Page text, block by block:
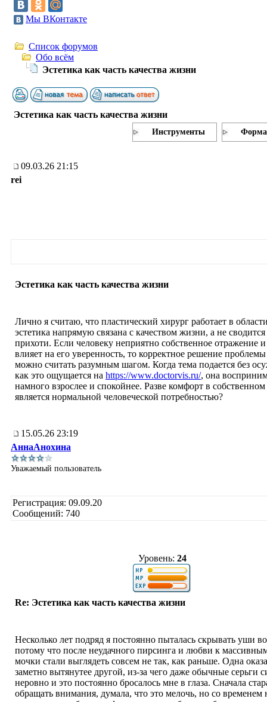
Мы ВКонтакте
Список форумов
Обо всём
Эстетика как часть качества жизни
Эстетика как часть качества жизни
Инструменты Форма
09.03.26 21:15
rei
Эстетика как часть качества жизни
Лично я считаю, что пластический хирург работает в
эстетика напрямую связана с качеством жизни, а не
прихоти. Если человеку неприятно собственное отражение и
влияет на его уверенность, то корректное решение
можно считать разумным шагом. Когда тема подается без
как это ощущается на https://www.doctorvis.ru/, она
намного взрослее и спокойнее. Разве комфорт в собственном
является нормальной человеческой потребностью?
15.05.26 23:19
АннаАнохина
Уважаемый пользователь
Регистрация: 09.09.20
Сообщений: 740
Уровень: 24
Re: Эстетика как часть качества жизни
Несколько лет подряд я постоянно пыталась скрывать уши
потому что после неудачного пирсинга и любви к
мочки стали выглядеть совсем не так, как раньше. Одна
заметно вытянутее другой, из-за чего даже обычные серьги
неровно и это постоянно бросалось мне в глаза. Сначала
обращать внимания, думала, что это мелочь, но со временем